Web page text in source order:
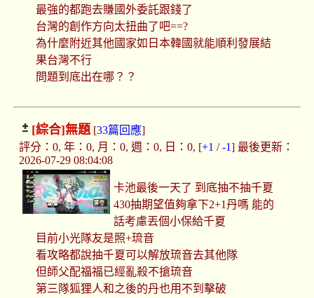
最強的都跑去賺國外委託跟錢了
台灣的創作方向太扭曲了吧==?
為什麼附近其他國家如日本韓國就能順利發展結
果台灣不行
問題到底出在哪？？
[綜合]無題[33篇回應]
評分：0, 年：0, 月：0, 週：0, 日：0, [+1 /-1] 最後更新：
2026-07-29 08:04:08
卡池最後一天了 到底抽不抽千夏
430抽期望值夠拿下2+1丹嗎 能的
話考慮丟個小保給千夏
目前小光隊友是照+琉音
看攻略都說抽千夏可以解放琉音去其他隊
但師父配福福已經亂殺不搶琉音
第三隊狐狸人和之後的丹也用不到擊破